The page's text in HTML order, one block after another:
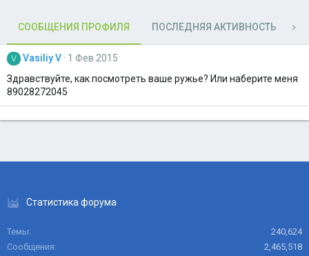
СООБЩЕНИЯ ПРОФИЛЯ ПОСЛЕДНЯЯ АКТИВНОСТЬ
V Vasiliy V
1 Фев 2015
Здравствуйте, как посмотреть ваше ружье? Или наберите меня
89028272045
Статистика форума
Темы
240,624
Сообщения
2,465,518